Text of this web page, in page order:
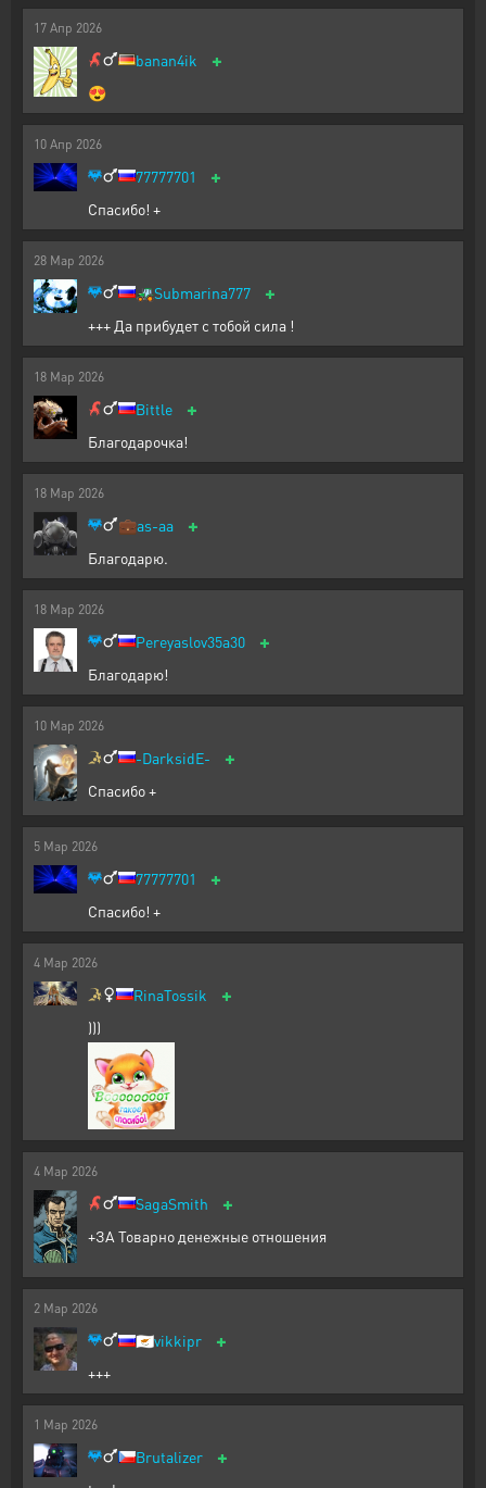
17 Апр 2026
banan4ik +
😍
10 Апр 2026
77777701 +
Спасибо! +
28 Мар 2026
🚜Submarina777 +
+++ Да прибудет с тобой сила !
18 Мар 2026
Bittle +
Благодарочка!
18 Мар 2026
💼as-aa +
Благодарю.
18 Мар 2026
Pereyaslov35a30 +
Благодарю!
10 Мар 2026
-DarksidE- +
Спасибо +
5 Мар 2026
77777701 +
Спасибо! +
4 Мар 2026
RinaTossik +
)))
4 Мар 2026
SagaSmith +
+ЗА Товарно денежные отношения
2 Мар 2026
🇨🇾vikkipr +
+++
1 Мар 2026
Brutalizer +